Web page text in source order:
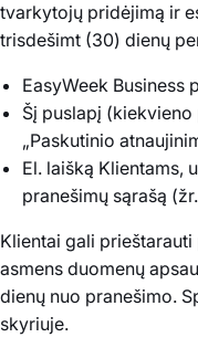
tvarkytojų pridėjimą ir
trisdešimt (30) dienų
EasyWeek Business
Šį puslapį
„Paskutinio
El. laišką Klientams,
pranešimų sąrašą
Klientai gali
asmens duomenų
dienų nuo pranešimo.
skyriuje.